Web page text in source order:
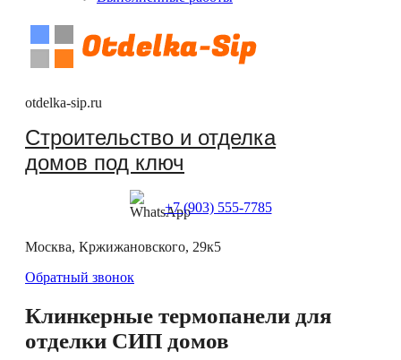
otdelka-sip.ru
Строительство и отделка
домов под ключ
+7 (903) 555-7785
Москва, Кржижановского, 29к5
Обратный звонок
Клинкерные термопанели для
отделки СИП домов